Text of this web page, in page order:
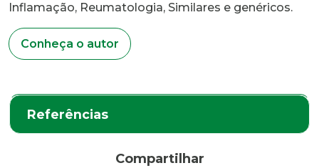
Inflamação, Reumatologia, Similares e genéricos.
Conheça o autor
Referências
Compartilhar